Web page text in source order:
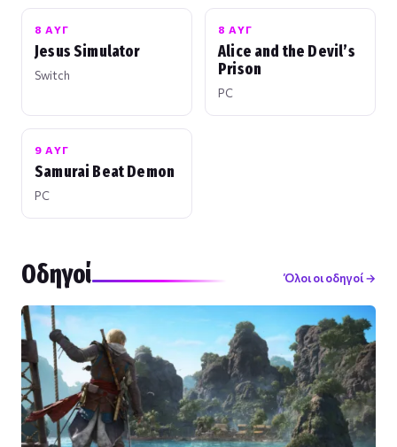
8 ΑΥΓ
Jesus Simulator
Switch
8 ΑΥΓ
Alice and the Devil’s
Prison
PC
9 ΑΥΓ
Samurai Beat Demon
PC
Οδηγοί Όλοι οι οδηγοί →